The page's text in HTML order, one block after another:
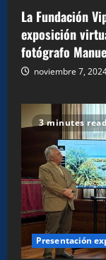
La Fundación
exposición
fotógrafo
noviembre 7,
3 minutes
Presentación